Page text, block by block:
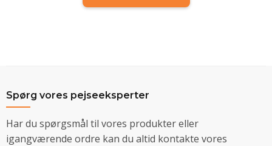
Spørg vores pejseeksperter
Har du spørgsmål til vores produkter eller
igangværende ordre kan du altid kontakte vores